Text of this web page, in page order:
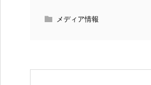
メディア情報